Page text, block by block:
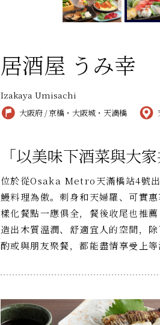
居酒屋 うみ幸
Izakaya Umisachi
大阪府 / 京橋・大阪城・天満橋
「以美味下酒菜與大
位於從Osaka Metro天滿橋站4號
鰻料理為傲。刺身和天婦羅、可實
樣化餐點一應俱全，餐後收尾也推
造出木質溫潤、舒適宜人的空間，
酌或與朋友聚餐，都能盡情享受上等